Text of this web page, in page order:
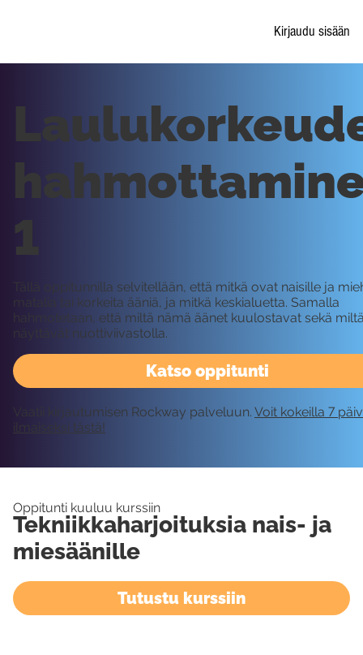
Kirjaudu sisään
Katso oppitunti
1
Tällä oppitunnilla selvitellään, että mitkä ovat naisille ja
matalia tai korkeita ääniä, ja mitkä keskialuetta. Samalla
hahmotetaan, että miltä nämä äänet kuulostavat sekä
näyttävät nuottiviivastolla.
Vaatii kirjautumisen Rockway palveluun. Voit kokeilla 7
ilmaiseksi tästä!
Oppitunti kuuluu kurssiin
Tekniikkaharjoituksia nais- ja
miesäänille
Tutustu kurssiin